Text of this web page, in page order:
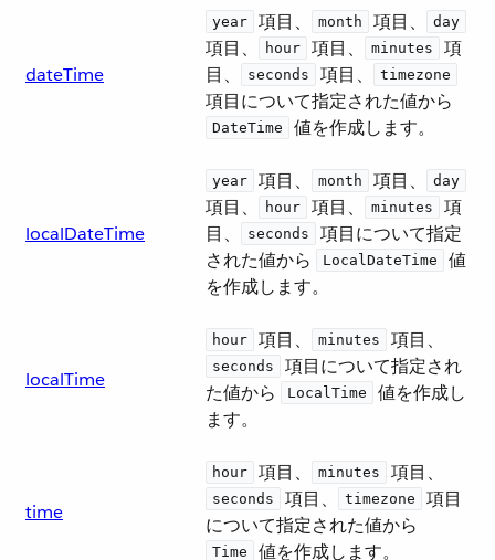
dateTime
year ​ 項目、​ month ​ 項目、​ day
項目、​
hour ​ 項目、​ minutes
​ 項
目、​
seconds ​ 項目、​ timezone
項目について指定された値から ​
DateTime ​ 値を作成します。
localDateTime
year ​ 項目、​ month ​ 項目、​ day
項目、​
hour ​ 項目、​ minutes
​ 項
目、​
seconds
​ 項目について指定
された値から ​
LocalDateTime
​ 値
を作成します。
localTime
hour ​ 項目、​ minutes ​ 項目、​
seconds
​ 項目について指定され
た値から ​
LocalTime
​ 値を作成し
ます。
time
hour ​ 項目、​ minutes ​ 項目、​
seconds ​ 項目、​ timezone
​ 項目
について指定された値から ​
Time ​ 値を作成します。